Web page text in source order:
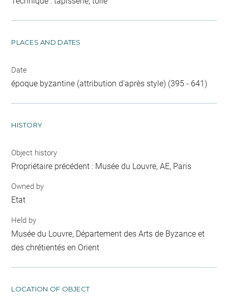
PLACES AND DATES
Date
époque byzantine (attribution d'après style) (395 - 641)
HISTORY
Object history
Propriétaire précédent : Musée du Louvre, AE, Paris
Owned by
Etat
Held by
Musée du Louvre, Département des Arts de Byzance et
des chrétientés en Orient
LOCATION OF OBJECT